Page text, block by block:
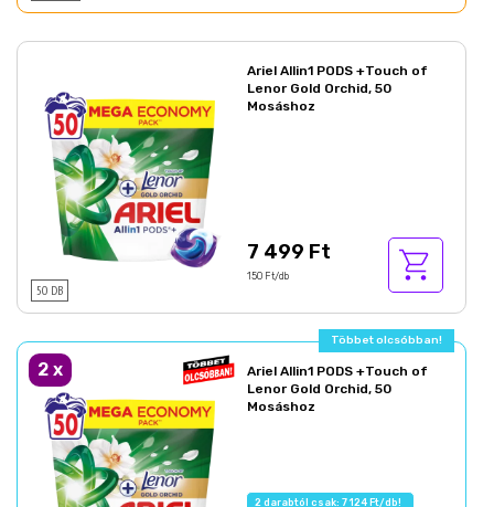
50 DB
Ariel Allin1 PODS +Touch of
Lenor Gold Orchid, 50
Mosáshoz
7 499 Ft
150 Ft/db
Többet olcsóbban!
2 x
Ariel Allin1 PODS +Touch of
Lenor Gold Orchid, 50
Mosáshoz
2 darabtól csak: 7 124 Ft/db!